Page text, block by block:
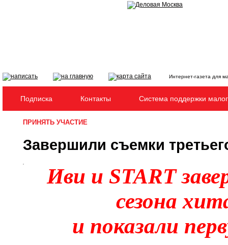
Интернет-газета для
Подписка Контакты Система поддержки
ПРИНЯТЬ УЧАСТИЕ
Завершили съемки
Иви и START
сезона
и показали